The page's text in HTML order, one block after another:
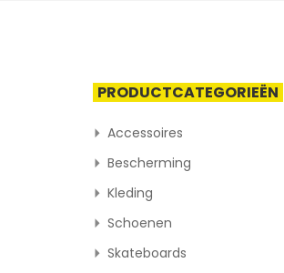
PRODUCTCATEGORIEËN
Accessoires
Bescherming
Kleding
Schoenen
Skateboards